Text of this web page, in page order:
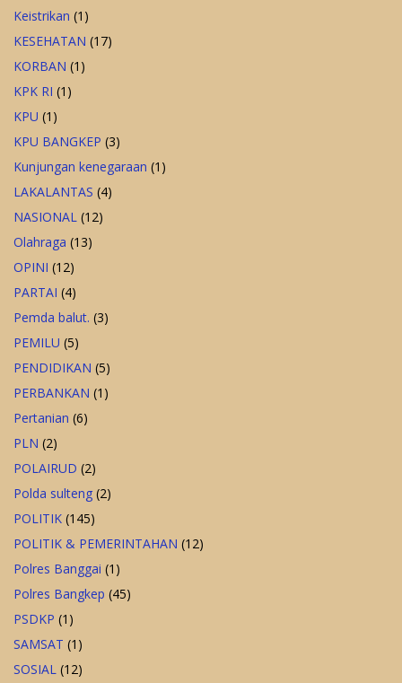
Keistrikan (1)
KESEHATAN (17)
KORBAN (1)
KPK RI (1)
KPU (1)
KPU BANGKEP (3)
Kunjungan kenegaraan (1)
LAKALANTAS (4)
NASIONAL (12)
Olahraga (13)
OPINI (12)
PARTAI (4)
Pemda balut. (3)
PEMILU (5)
PENDIDIKAN (5)
PERBANKAN (1)
Pertanian (6)
PLN (2)
POLAIRUD (2)
Polda sulteng (2)
POLITIK (145)
POLITIK & PEMERINTAHAN (12)
Polres Banggai (1)
Polres Bangkep (45)
PSDKP (1)
SAMSAT (1)
SOSIAL (12)